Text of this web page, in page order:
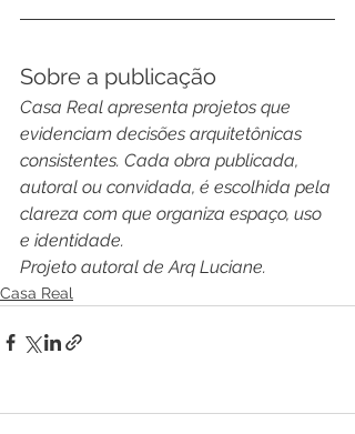
Sobre a publicação
Casa Real apresenta projetos que
evidenciam decisões arquitetônicas
consistentes. Cada obra publicada,
autoral ou convidada, é escolhida pela
clareza com que organiza espaço, uso
e identidade.
Projeto autoral de Arq Luciane.
Casa Real